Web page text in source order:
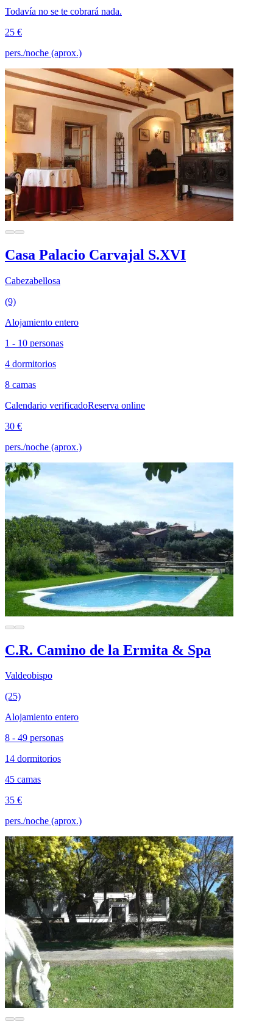
Todavía no se te cobrará nada.
25 €
pers./noche (aprox.)
Casa Palacio Carvajal S.XVI
Cabezabellosa
(9)
Alojamiento entero
1 - 10 personas
4 dormitorios
8 camas
Calendario verificadoReserva online
30 €
pers./noche (aprox.)
C.R. Camino de la Ermita & Spa
Valdeobispo
(25)
Alojamiento entero
8 - 49 personas
14 dormitorios
45 camas
35 €
pers./noche (aprox.)